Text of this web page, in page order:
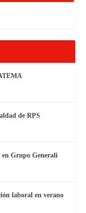
de RPS
Grupo Generali
laboral en verano